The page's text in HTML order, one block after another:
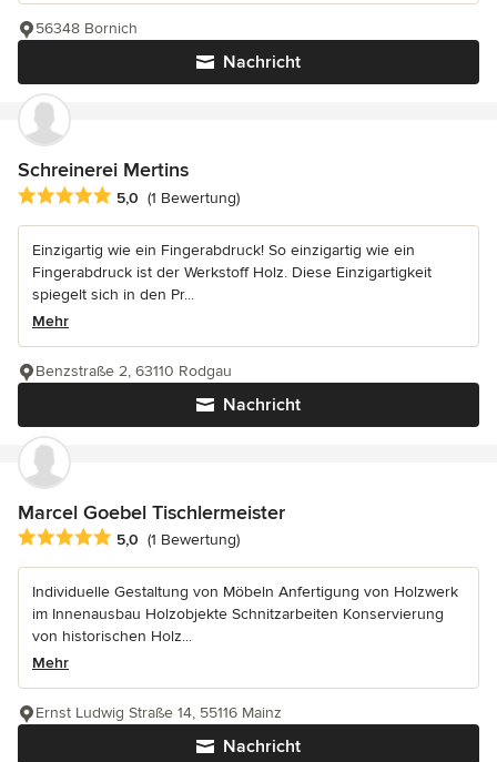
Nachricht
56348 Bornich
Schreinerei Mertins
Durchschnittliche Bewertung: 5 von 5 Sternen
5,0 (1 Bewertung)
Einzigartig wie ein Fingerabdruck! So einzigartig wie ein
Fingerabdruck ist der Werkstoff Holz. Diese Einzigartigkeit
spiegelt sich in den Pr...
Mehr
Nachricht
Benzstraße 2, 63110 Rodgau
Marcel Goebel Tischlermeister
Durchschnittliche Bewertung: 5 von 5 Sternen
5,0 (1 Bewertung)
Individuelle Gestaltung von Möbeln Anfertigung von Holzwerk
im Innenausbau Holzobjekte Schnitzarbeiten Konservierung
von historischen Holz...
Mehr
Nachricht
Ernst Ludwig Straße 14, 55116 Mainz